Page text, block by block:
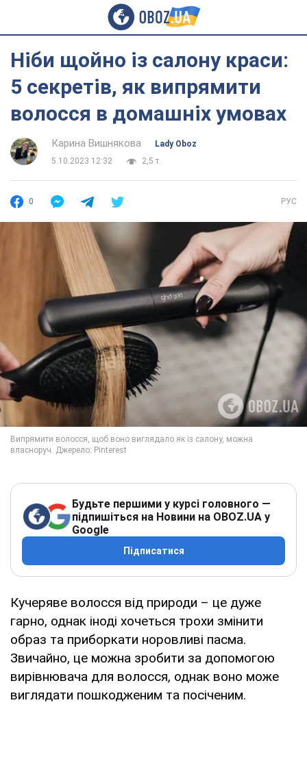
Ніби щойно із салону краси:
5 секретів, як випрямити
волосся в домашніх умовах
Карина Вишнякова
Lady Oboz
5.10.2023 12:32
2,5 т.
0 РУС
Будьте першими у курсі головного —
підпишіться на Новини на OBOZ.UA у
Google
Підписатися
Кучеряве волосся від природи – це дуже
гарно, однак іноді хочеться трохи змінити
образ та приборкати норовливі пасма.
Звичайно, це можна зробити за допомогою
вирівнювача для волосся, однак воно може
виглядати пошкодженим та посіченим.